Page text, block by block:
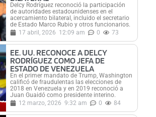
Delcy Rodríguez reconoció la participación
de autoridades estadounidenses en el
acercamiento bilateral, incluido el secretario
de Estado Marco Rubio y otros funcionarios.
17 abril, 2026 12:09 am 0 73
EE. UU. RECONOCE A DELCY
RODRÍGUEZ COMO JEFA DE
ESTADO DE VENEZUELA
En el primer mandato de Trump, Washington
calificó de fraudulentas las elecciones de
2018 en Venezuela y en 2019 reconoció a
Juan Guaidó como presidente interino.
12 marzo, 2026 9:32 am 0 84